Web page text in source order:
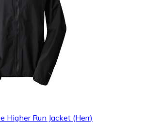
Higher Run Jacket (Herr)